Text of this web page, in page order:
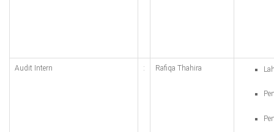
Audit Intern : Rafiqa Thahira